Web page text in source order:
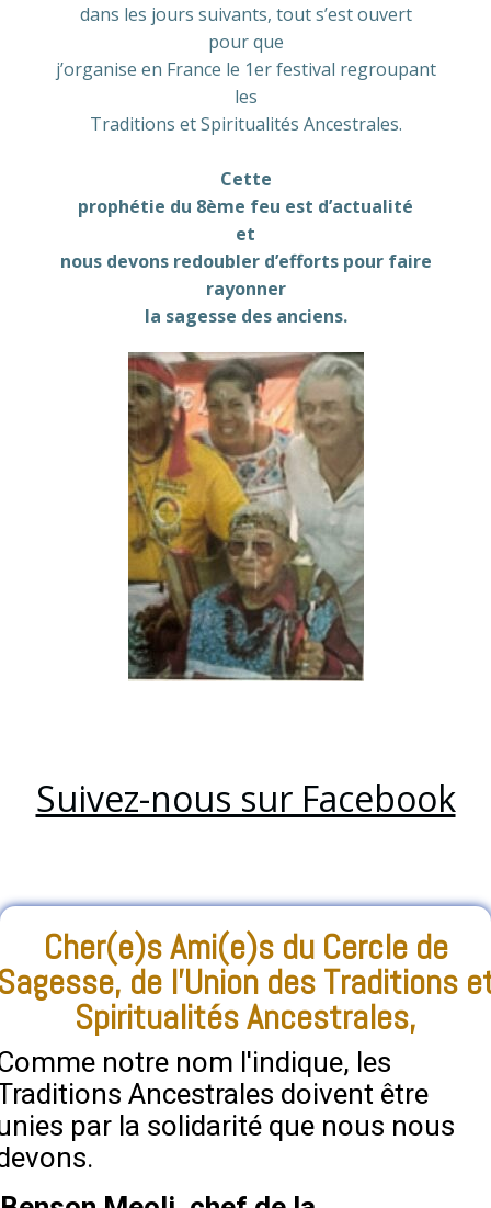
dans les jours suivants, tout s’est ouvert
pour que
j’organise en France le 1er festival regroupant
les
Traditions et Spiritualités Ancestrales.
Cette
prophétie du 8ème feu est d’actualité
et
nous devons redoubler d’efforts pour faire
rayonner
la sagesse des anciens.
Suivez-nous sur Facebook
Cher(e)s Ami(e)s du Cercle de
de l'Union des Traditions
Spiritualités Ancestrales,
notre nom l'indique, les
Ancestrales doivent être
par la solidarité que nous nous